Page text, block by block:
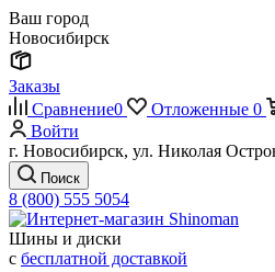
Ваш город
Новосибирск
Заказы
Сравнение0 Отложенные 0
Войти
г. Новосибирск, ул. Николая
Поиск
8 (800) 555 5054
Шины и диски
с бесплатной доставкой